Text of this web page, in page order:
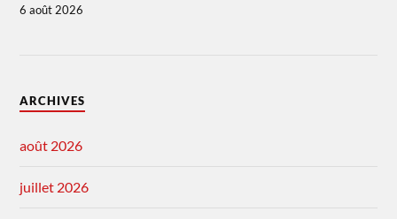
6 août 2026
ARCHIVES
août 2026
juillet 2026